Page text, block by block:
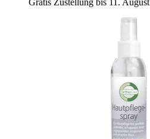
Gratis Zustellung bis 11. August